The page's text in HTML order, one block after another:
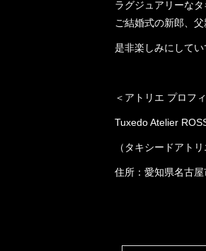
ラグジュアリーな
ご結婚式の新郎、
是非楽しみにしてい
＜アトリエ プロフ
Tuxedo Atelier
（タキシードアト
住所：愛知県名古